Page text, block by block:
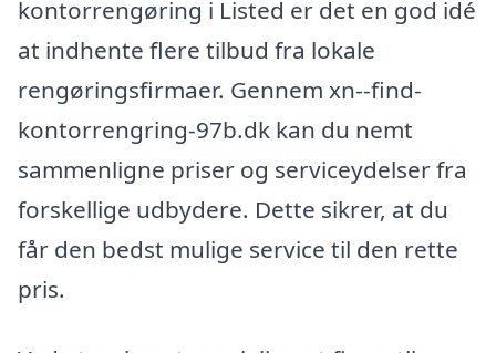
kontorrengøring i Listed er det en god idé
at indhente flere tilbud fra lokale
rengøringsfirmaer. Gennem xn--find-
kontorrengring-97b.dk kan du nemt
sammenligne priser og serviceydelser fra
forskellige udbydere. Dette sikrer, at du
får den bedst mulige service til den rette
pris.